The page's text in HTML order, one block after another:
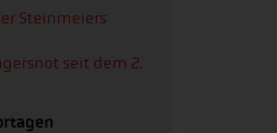
Steinmeiers
seit dem 2.